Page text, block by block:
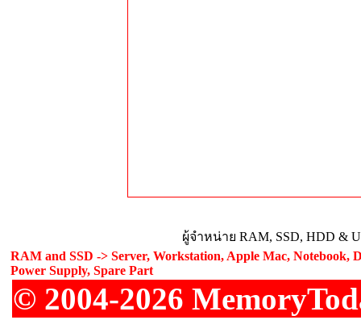
ผู้จำหน่าย RAM, SSD, HDD &
RAM and SSD -> Server, Workstation, Apple Mac, Notebook,
Power Supply, Spare Part
© 2004-2026